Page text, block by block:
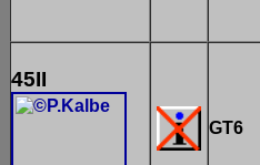
45II
GT6